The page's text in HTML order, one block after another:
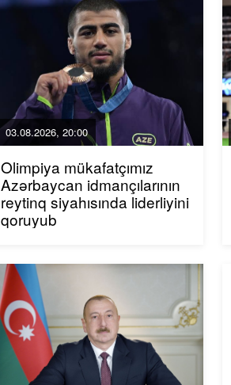
03.08.2026, 20:00
Olimpiya mükafatçımız
Azərbaycan idmançılarının
reytinq siyahısında liderliyini
qoruyub